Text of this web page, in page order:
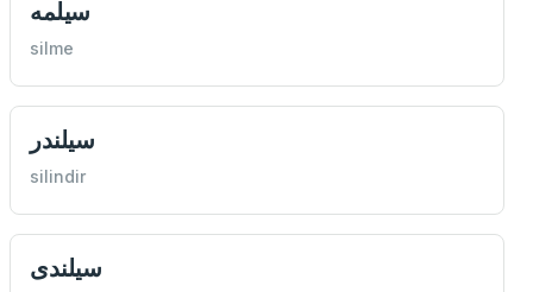
سيلمه
silme
سيلندر
silindir
سيلندی